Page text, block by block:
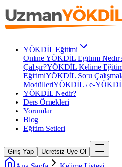
YÖKDİL Eğitimi
Online YÖKDİL Eğitimi
Çalışır?YÖKDİL Kelime
EğitimiYÖKDİL Soru
ModülleriYÖKDİL / e-
YÖKDİL Nedir?
Ders Örnekleri
Yorumlar
Blog
Eğitim Setleri
Giriş Yap Ücretsiz Üye Ol